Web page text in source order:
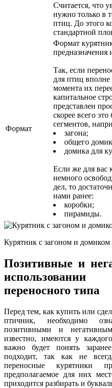
Считается, что
нужно только в
птиц. До этого
стандартной
Формат
Формат
предназначения
Так, если
для птиц
момента их
капитальное
представлен
скорее всего
сегментов,
загона;
общего
домика для
Если же для вас
немного
дел, то
нами ранее:
коробки;
пирамиды.
Курятник с загоном и домиком
Позитивные и
переносного типа
Перед тем, как купить или
птичник, необходимо
позитивными и
известно, имеются у
важно будет понять
подходит, так как не
переносные курятники
предполагаемое для них
приходится разбирать и